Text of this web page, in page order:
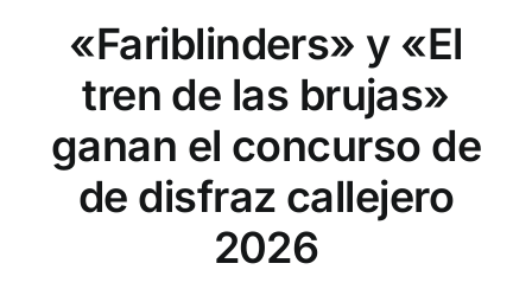
«Fariblinders» y «El
tren de las brujas»
ganan el concurso de
de disfraz callejero
2026